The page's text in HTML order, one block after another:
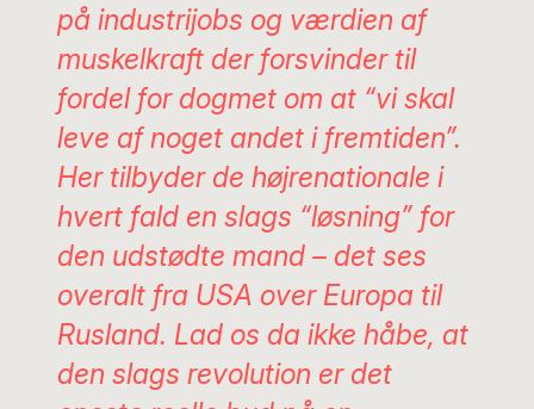
på industrijobs og værdien af
muskelkraft der forsvinder til
fordel for dogmet om at “vi skal
leve af noget andet i fremtiden”.
Her tilbyder de højrenationale i
hvert fald en slags “løsning” for
den udstødte mand – det ses
overalt fra USA over Europa til
Rusland. Lad os da ikke håbe, at
den slags revolution er det